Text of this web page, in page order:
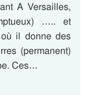
A Versailles,
….. et
il donne des
(permanent)
Ces…